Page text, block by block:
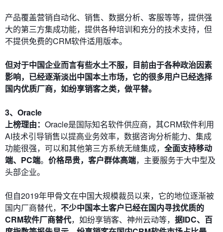
产品覆盖营销自动化、销售、数据分析、客服等等，提供强
大的第三方集成功能，提供各种培训和充分的技术支持，但
不提供免费的CRM软件适用版本。
但对于中国企业而言有些水土不服，目前由于各种政治因素
影响，已经逐渐淡出中国本土市场，它的很多用户已经选择
国内优质厂商，如纷享销客之类，做平替。
3、Oracle
上榜理由： Oracle是国际知名软件供应商，其CRM软件利用
AI技术引导销售以提高业务效率，数据咨询分析能力、集成
功能很强，可以和其他第三方系统无缝集成， 全面支持移动
端、PC端。 价格昂贵，客户群体高端，主要服务于大中型及
头部企业。
但自2019年甲骨文在中国大规模裁员以来，它的地位逐渐被
国内厂商替代， 不少中国本土客户已经在国内寻找优质的
CRM软件厂商替代，如纷享销客、神州云动等， 据IDC、百